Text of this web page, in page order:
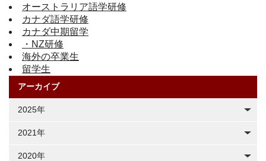
オーストラリア語学研修
カナダ語学研修
カナダ中期留学
・NZ研修
海外の卒業生
留学生
アーカイブ
2025年
2021年
2020年